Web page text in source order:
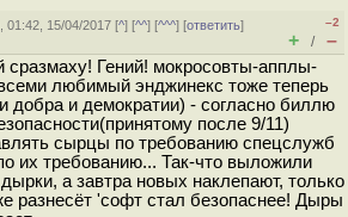
01:42, 15/04/2017 [^] [^^] [^^^] [ответить]
–2
+ / –
сразмаху! Гений! мокросовты-апплы-
всеми любимый энджинекс тоже теперь
добра и демократии) - согласно биллю
после 9/11)
сырцы по требованию спецслужб
их требованию... Так-что выложили
а завтра новых наклепают, только
разнесёт 'софт стал безопаснее! Дыры